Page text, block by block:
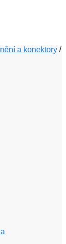
a konektory /